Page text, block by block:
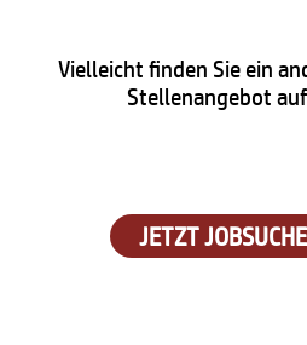
Vielleicht finden Sie ein
Stellenangebot auf
JETZT